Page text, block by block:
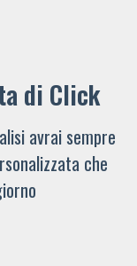
di Click
avrai sempre
che